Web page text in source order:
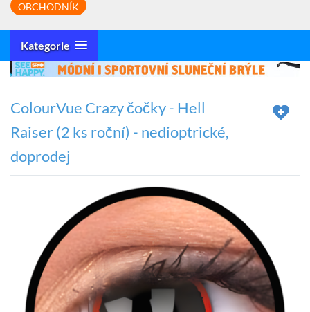
OBCHODNÍK
Kategorie
ColourVue Crazy čočky - Hell
Raiser (2 ks roční) - nedioptrické,
doprodej